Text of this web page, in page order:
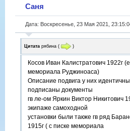
Саня
Дата: Воскресенье, 23 Мая 2021,
Цитата рябина ( )
Косов Иван Калистратович 1922г
мемориала Руджиноаса)
Описание подвига у них
подписаны документы
гв ле-ом Яркин Виктор Никитович
экипаже самоходной
установки были также гв ряд
1915г ( с писке мемориала